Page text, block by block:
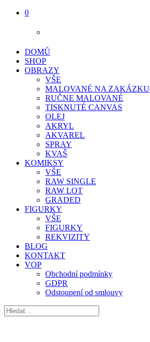
0
DOMŮ
SHOP
OBRAZY
VŠE
MALOVANÉ NA ZAKÁZKU
RUČNE MALOVANÉ
TISKNUTÉ CANVAS
OLEJ
AKRYL
AKVAREL
SPRAY
KVAŠ
KOMIKSY
VŠE
RAW SINGLE
RAW LOT
GRADED
FIGURKY
VŠE
FIGURKY
REKVIZITY
BLOG
KONTAKT
VOP
Obchodní podmínky
GDPR
Odstoupení od smlouvy